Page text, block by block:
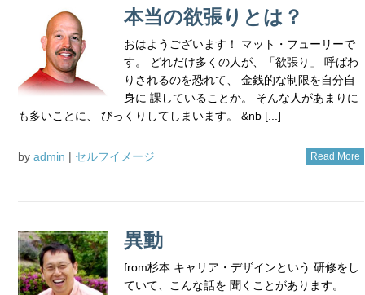
本当の欲張りとは？
おはようございます！ マット・フューリーで
す。 どれだけ多くの人が、「欲張り」 呼ばわ
りされるのを恐れて、 金銭的な制限を自分自
身に 課していることか。 そんな人があまりに
も多いことに、 びっくりしてしまいます。 &nb [...]
by admin | セルフイメージ Read More
異動
from杉本 キャリア・デザインという 研修をし
ていて、こんな話を 聞くことがあります。